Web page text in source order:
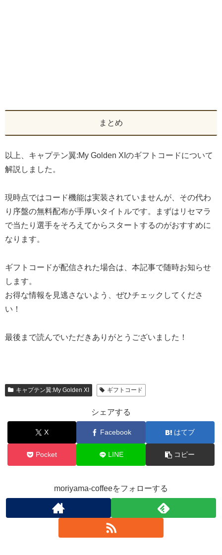
まとめ
以上、キャプテン翼:My Golden XIのギフトコードについて
解説しました。
現時点ではコード機能は実装されていませんが、その代わ
り序盤の無料配布が手厚いタイトルです。まずはリセマラ
で当たり選手をそろえてからスタートするのがおすすめに
なります。
ギフトコードが配信された場合は、本記事で随時お知らせ
します。
お得な情報を見逃さないよう、ぜひチェックしてくださ
い！
最後まで読んでいただきありがとうございました！
キャプテン翼:My Golden XI ギフトコード
シェアする
X Facebook はてブ
Pocket LINE コピー
moriyama-coffeeをフォローする